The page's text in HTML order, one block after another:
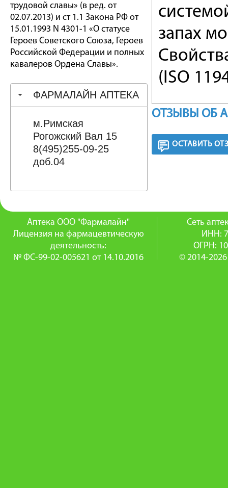
трудовой славы» (в ред. от
02.07.2013) и ст 1.1 Закона РФ от
15.01.1993 N 4301-1 «О статусе
Героев Советского Союза, Героев
Российской Федерации и полных
кавалеров Ордена Славы».
ФАРМАЛАЙН АПТЕКА
м.Римская
Рогожский Вал 15
8(495)255-09-25
доб.04
запах
(ISO
ОТЗЫВЫ ОБ
ОСТАВИТЬ
Аптека ООО "Фармалайн"
Лицензия на фармацевтическую
деятельность:
№ ФС-99-02-005621 от 14.10.2016
Сеть
ИНН:
ОГРН:
© 2014-